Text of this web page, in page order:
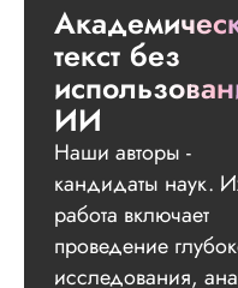
текст без
ИИ
Наши авторы -
кандидаты наук.
работа включает
проведение
исследования,